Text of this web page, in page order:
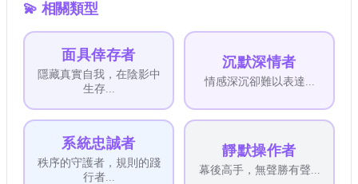
💫 相關類型
面具倖存者
隱藏真實自我，在陰影中
生存...
沉默深情者
情感深沉卻難以表達
系統忠誠者
秩序的守護者，規則的踐
行者...
靜默操作者
幕後高手，無聲勝有聲...